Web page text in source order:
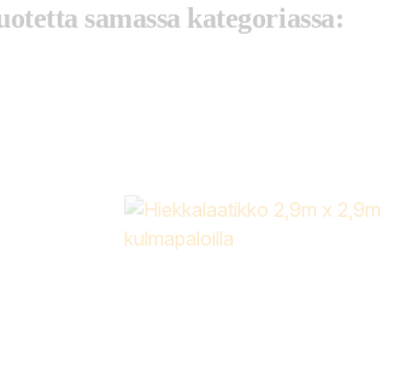
samassa kategoriassa: